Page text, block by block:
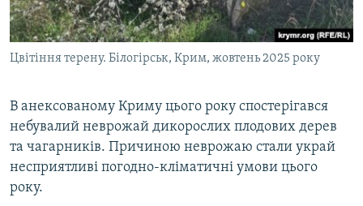
Цвітіння терену. Білогірськ, Крим, жовтень 2025 року
В анексованому Криму цього року спостерігався
небувалий неврожай дикорослих плодових дерев
та чагарників. Причиною неврожаю стали украй
несприятливі погодно-кліматичні умови цього
року.